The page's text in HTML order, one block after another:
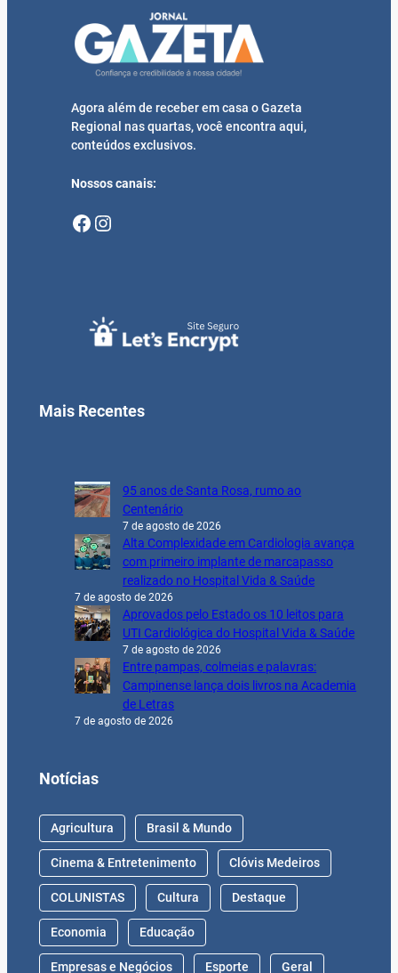
Agora além de receber em casa o Gazeta
Regional nas quartas, você encontra aqui,
conteúdos exclusivos.
Nossos canais:
Facebook Instagram
Mais Recentes
95 anos de Santa Rosa, rumo ao
Centenário
7 de agosto de 2026
Alta Complexidade em Cardiologia avança
com primeiro implante de marcapasso
realizado no Hospital Vida & Saúde
7 de agosto de 2026
Aprovados pelo Estado os 10 leitos para
UTI Cardiológica do Hospital Vida & Saúde
7 de agosto de 2026
Entre pampas, colmeias e palavras:
Campinense lança dois livros na Academia
de Letras
7 de agosto de 2026
Notícias
Agricultura Brasil & Mundo
Cinema & Entretenimento Clóvis Medeiros
COLUNISTAS Cultura Destaque
Economia Educação
Empresas e Negócios Esporte Geral